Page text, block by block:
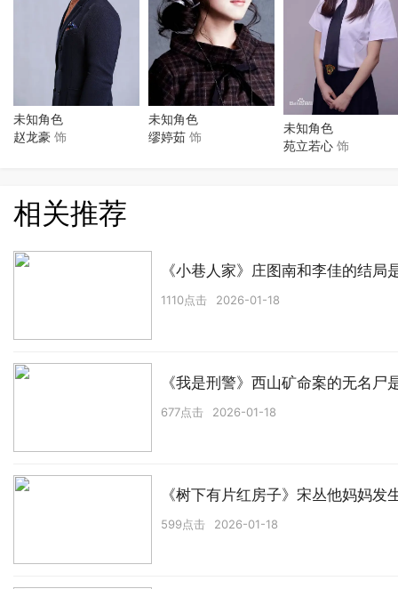
未知角色
赵龙豪 饰
未知角色
缪婷茹 饰
未知角色
苑立若心 饰
相关推荐
《小巷人家》庄图南和李佳的结局
1110点击 2026-01-18
《我是刑警》西山矿命案的无名尸
677点击 2026-01-18
《树下有片红房子》宋丛他妈妈发
599点击 2026-01-18